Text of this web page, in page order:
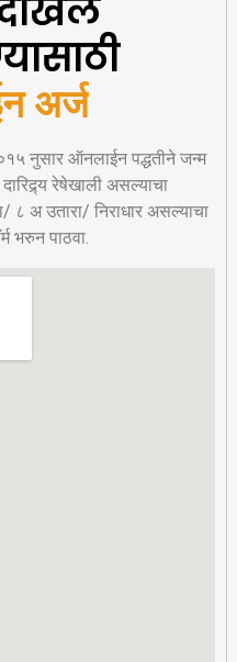
अर्ज
नुसार ऑनलाईन पद्धतीने जन्म
रेषेखाली असल्याचा
८ अ उतारा/ निराधार असल्याचा
भरुन पाठवा.